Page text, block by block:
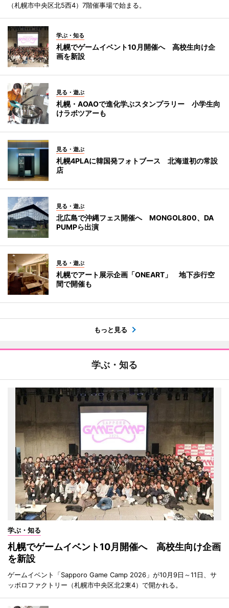
（札幌市中央区北5西4）7階催事場で始まる。
学ぶ・知る
札幌でゲームイベント10月開催へ 高校生向け企
画を新設
見る・遊ぶ
札幌・AOAOで進化学ぶスタンプラリー 小学生向
けラボツアーも
見る・遊ぶ
札幌4PLAに韓国発フォトブース 北海道初の常設
店
見る・遊ぶ
北広島で沖縄フェス開催へ MONGOL800、DA
PUMPら出演
見る・遊ぶ
札幌でアート展示企画「ONEART」 地下歩行空
間で開催も
もっと見る
学ぶ・知る
学ぶ・知る
札幌でゲームイベント10月開催へ 高校生向け企画
を新設
ゲームイベント「Sapporo Game Camp 2026」が10月9日～11日、サ
ッポロファクトリー（札幌市中央区北2東4）で開かれる。